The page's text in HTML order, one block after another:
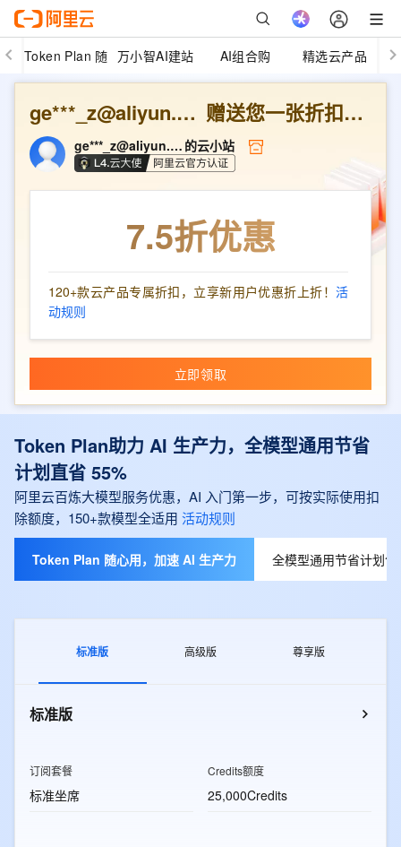
Token Plan 随 万小智AI建站 AI组合购 精选云产品
ge***_z@aliyun.com 赠送您一张折扣优惠券
ge***_z@aliyun.com 的云小站
7.5折优惠
120+款云产品专属折扣，立享新用户优惠折上折！ 活
动规则
立即领取
Token Plan助力 AI 生产力，全模型通用节省
计划直省 55%
阿里云百炼大模型服务优惠，AI 入门第一步，可按实际使用扣
除额度，150+款模型全适用 活动规则
Token Plan 随心用，加速 AI 生产力 全模型通用节省计划
标准版 高级版 尊享版
标准版
订阅套餐
标准坐席
Credits额度
25,000Credits